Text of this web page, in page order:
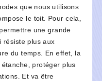
que nous utilisons
le toit. Pour cela,
une grande
résiste plus aux
du temps. En effet, la
protéger plus
Et va être